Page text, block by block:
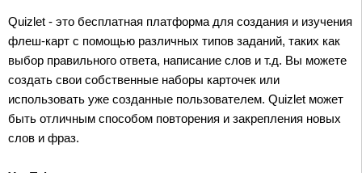
Quizlet - это бесплатная платформа для создания и изучения
флеш-карт с помощью различных типов заданий, таких как
выбор правильного ответа, написание слов и т.д. Вы можете
создать свои собственные наборы карточек или
использовать уже созданные пользователем. Quizlet может
быть отличным способом повторения и закрепления новых
слов и фраз.